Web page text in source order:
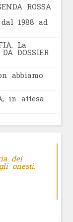
ROSSA
1988 ad
La
DOSSIER
abbiamo
in attesa
dei
onesti.